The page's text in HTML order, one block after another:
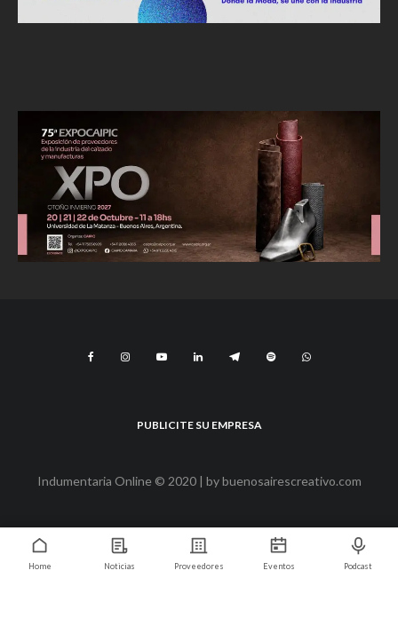
PUBLICITE SU EMPRESA
Indumentaria Online © 2020 | bybuenosairescreativo.com
Home Noticias Proveedores Eventos Podcast